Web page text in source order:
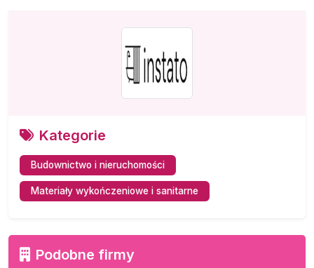
Kategorie
Budownictwo i nieruchomości
Materiały wykończeniowe i sanitarne
Podobne firmy